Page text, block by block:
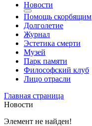
Новости
Помощь скорбящим
Долголетие
Журнал
Эстетика смерти
Музей
Парк памяти
Философский клуб
Лицо отрасли
Главная страница
Новости
Элемент не найден!